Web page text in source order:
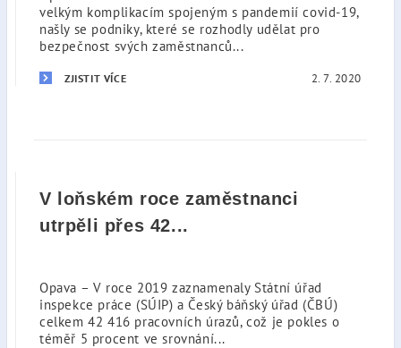
velkým komplikacím spojeným s pandemií covid-19,
našly se podniky, které se rozhodly udělat pro
bezpečnost svých zaměstnanců...
ZJISTIT VÍCE 2. 7. 2020
V loňském roce zaměstnanci
utrpěli přes 42...
Opava – V roce 2019 zaznamenaly Státní úřad
inspekce práce (SÚIP) a Český báňský úřad (ČBÚ)
celkem 42 416 pracovních úrazů, což je pokles o
téměř 5 procent ve srovnání...